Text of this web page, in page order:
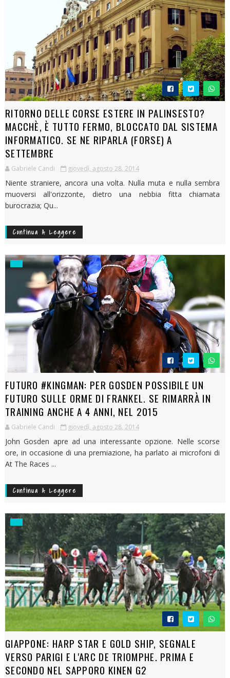
RITORNO DELLE CORSE ESTERE IN PALINSESTO?
MACCHÈ, È TUTTO FERMO, BLOCCATO DAL SISTEMA
INFORMATICO. SE NE RIPARLA (FORSE) A
SETTEMBRE
Gabriele Candi giovedì, agosto 28, 2014
Niente straniere, ancora una volta. Nulla muta e nulla sembra
muoversi all'orizzonte, dietro una nebbia fitta chiamata
burocrazia; Qu...
Continua A Leggere
FUTURO #KINGMAN: PER GOSDEN POSSIBILE UN
FUTURO SULLE ORME DI FRANKEL. SE RIMARRÀ IN
TRAINING ANCHE A 4 ANNI, NEL 2015
Gabriele Candi giovedì, agosto 28, 2014
John Gosden apre ad una interessante opzione. Nelle scorse
ore, in occasione di una premiazione, ha parlato ai microfoni di
At The Races ...
Continua A Leggere
GIAPPONE: HARP STAR E GOLD SHIP, SEGNALE
VERSO PARIGI E L'ARC DE TRIOMPHE. PRIMA E
SECONDO NEL SAPPORO KINEN G2